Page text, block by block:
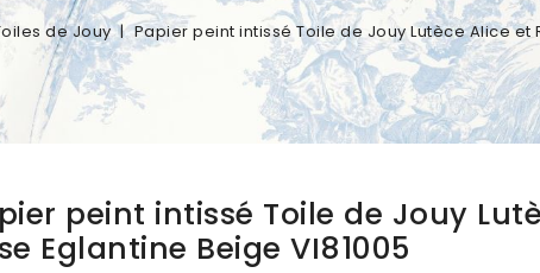
de Jouy Papier peint intissé Toile de Jouy Lutèce Alice et
peint intissé Toile de Jouy
Eglantine Beige VI81005